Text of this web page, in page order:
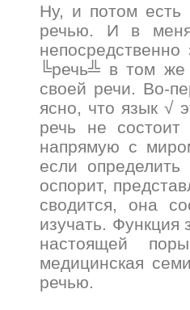
Ну, и потом
речью. И в
╚речь╩ в том же
своей речи. Во-
ясно, что язык √
речь не
напрямую с
если
оспорит,
сводится, она
изучать. Функция
настоящей
медицинская
речью.